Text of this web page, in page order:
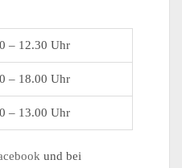
– 12.30 Uhr
– 18.00 Uhr
– 13.00 Uhr
und bei